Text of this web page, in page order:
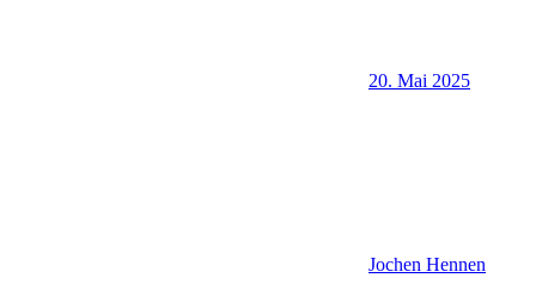
20. Mai 2025
Jochen Hennen